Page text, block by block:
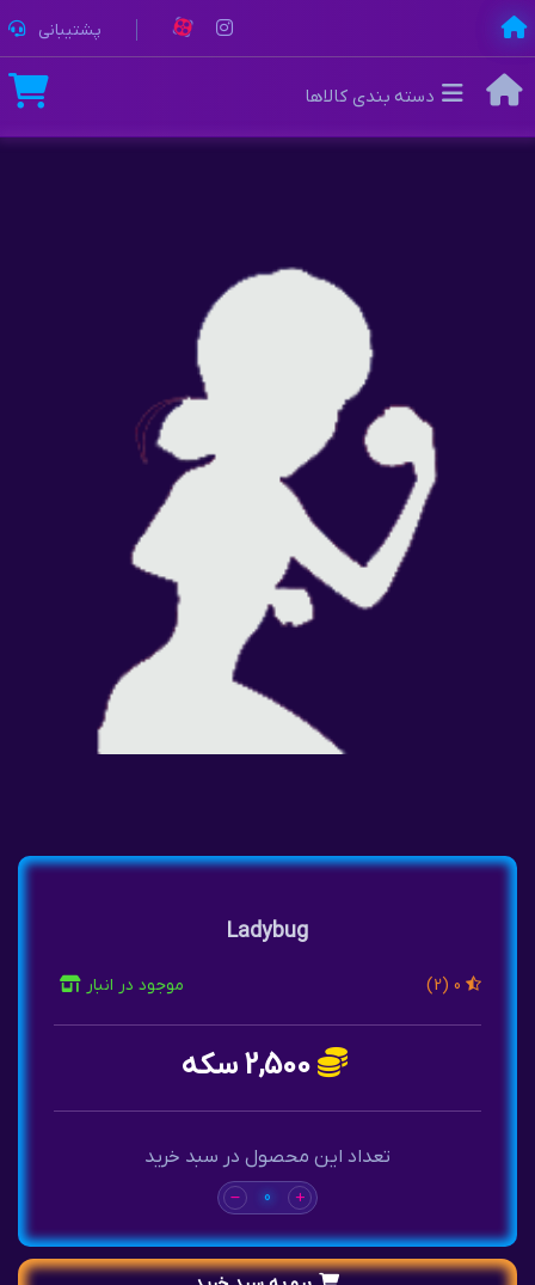
پشتیبانی
Ladybug
(2) 0 موجود در انبار
2,500 سکه
تعداد این محصول در سبد خرید
0